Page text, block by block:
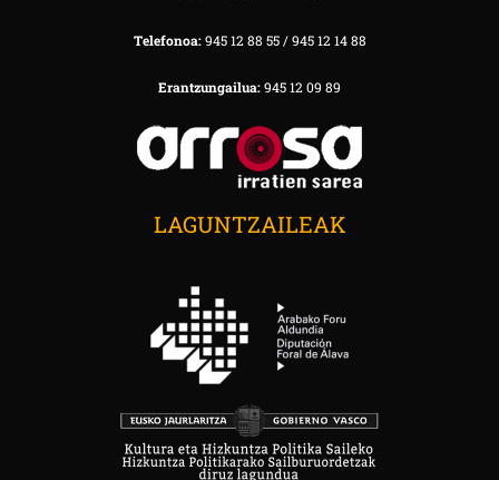
Telefonoa:945 12 88 55 / 945 12 14 88
Erantzungailua:945 12 09 89
LAGUNTZAILEAK